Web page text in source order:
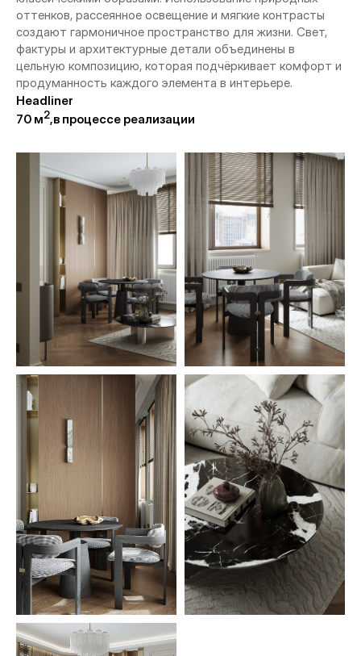
оттенков, рассеянное освещение и мягкие контрасты
создают гармоничное пространство для жизни. Свет,
фактуры и архитектурные детали объединены в
цельную композицию, которая подчёркивает комфорт и
продуманность каждого элемента в интерьере.
Headliner
70 м2,в процессе реализации